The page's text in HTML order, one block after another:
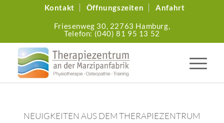
Kontakt Öffnungszeiten Anfahrt
Friesenweg 30, 22763 Hamburg,
Telefon: (040) 81 95 13 52
NEUIGKEITEN AUS DEM THERAPIEZENTRUM